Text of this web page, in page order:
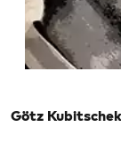
Götz Kubitschek